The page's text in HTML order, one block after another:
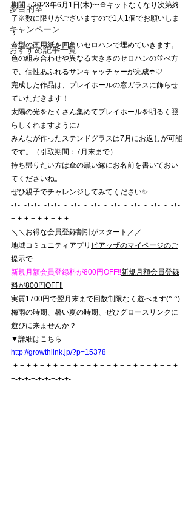
多目的室
キャンペーン
おすすめ記事一覧
期間：2023年6月1日(木)〜※キットなくなり次第終
了※数に限りがございますので1人1個でお願いしま
す
傘型の画用紙を四角いセロハンで埋めていきます。
色の組み合わせや異なる大きさのセロハンの並べ方
で、個性あふれるサンキャッチャーが完成☂️♡
完成した作品は、プレイホールの窓ガラスに飾らせ
ていただきます！
太陽の光をたくさん集めてプレイホールを明るく照
らしくれますように♪
みんなが作ったステンドグラスは7月にお返しが可能
です。（引取期間：7月末まで）
持ち帰りたい方は傘の黒い縁にお名前を書いておい
てくださいね。
ぜひ親子でチャレンジしてみてください✨
-+-+-+-+-+-+-+-+-+-+-+-+-+-+-+-+-+-+-+-+-+-+-+-+-+-
+-+-+-+-+-+-+-+-+-
＼＼お得な会員登録割引がスタート／／
地域コミュニティアプリ ピアッザのマイページのご
提示で
新規月額会員登録料が800円OFF‼️新規月額会員登録
料が800円OFF‼️
実質1700円で翌月末まで回数制限なく遊べます(^ ^)
梅雨の時期、暑い夏の時期、ぜひグロースリンクに
遊びに来ませんか？
▼詳細はこちら
http://growthlink.jp/?p=15378
-+-+-+-+-+-+-+-+-+-+-+-+-+-+-+-+-+-+-+-+-+-+-+-+-+-
+-+-+-+-+-+-+-+-+-